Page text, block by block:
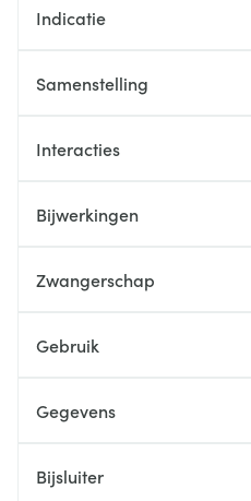
Indicatie
Samenstelling
Interacties
Bijwerkingen
Zwangerschap
Gebruik
Gegevens
Bijsluiter